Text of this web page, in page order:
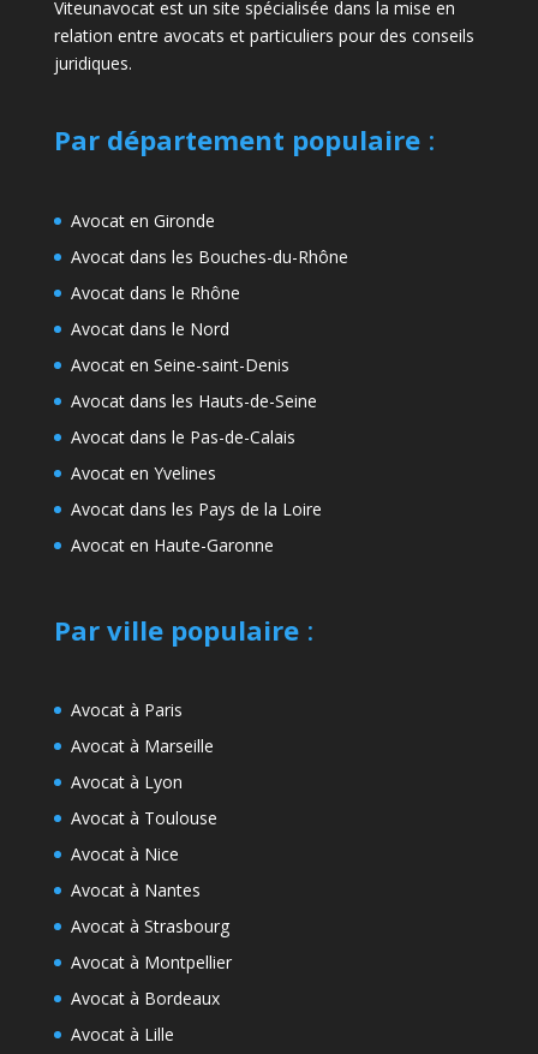
Viteunavocat est un site spécialisée dans la mise en
relation entre avocats et particuliers pour des conseils
juridiques.
Par département populaire:
Avocat en Gironde
Avocat dans les Bouches-du-Rhône
Avocat dans le Rhône
Avocat dans le Nord
Avocat en Seine-saint-Denis
Avocat dans les Hauts-de-Seine
Avocat dans le Pas-de-Calais
Avocat en Yvelines
Avocat dans les Pays de la Loire
Avocat en Haute-Garonne
Par ville populaire:
Avocat à Paris
Avocat à Marseille
Avocat à Lyon
Avocat à Toulouse
Avocat à Nice
Avocat à Nantes
Avocat à Strasbourg
Avocat à Montpellier
Avocat à Bordeaux
Avocat à Lille